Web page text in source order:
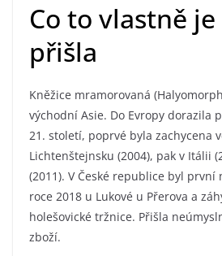
Co to vlastně
přišla
Kněžice mramorovaná
východní Asie. Do Evropy dorazila
21. století, poprvé byla zachycena
Lichtenštejnsku (2004), pak v Itálii
(2011). V České republice byl první
roce 2018 u Lukové u Přerova a
holešovické tržnice. Přišla
zboží.